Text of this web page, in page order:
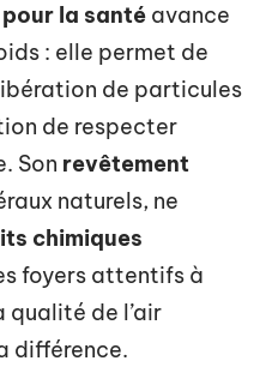
la santé avance
: elle permet de
de particules
de respecter
Son revêtement
naturels, ne
chimiques
foyers attentifs à
de l’air
différence.